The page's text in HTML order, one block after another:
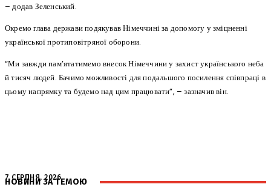
– додав Зеленський.
Окремо глава держави подякував Німеччині за допомогу у зміцненні
української протиповітряної оборони.
“Ми завжди пам’ятатимемо внесок Німеччини у захист українського неба
й тисяч людей. Бачимо можливості для подальшого посилення співпраці в
цьому напрямку та будемо над цим працювати”, – зазначив він.
НОВИНИ ЗА ТЕМОЮ
7 СЕРПНЯ, 2026